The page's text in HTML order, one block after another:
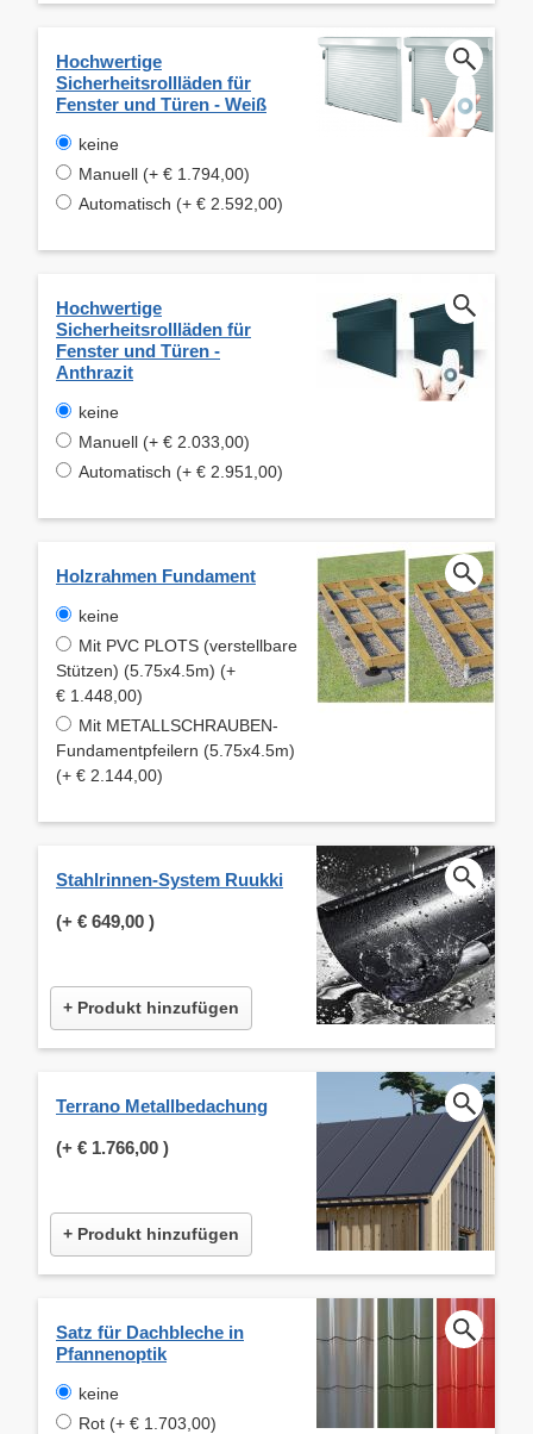
Hochwertige
Sicherheitsrollläden für
Fenster und Türen - Weiß
keine
Manuell (+ € 1.794,00)
Automatisch (+ € 2.592,00)
Hochwertige
Sicherheitsrollläden für
Fenster und Türen -
Anthrazit
keine
Manuell (+ € 2.033,00)
Automatisch (+ € 2.951,00)
Holzrahmen Fundament
keine
Mit PVC PLOTS (verstellbare
Stützen) (5.75x4.5m) (+
€ 1.448,00)
Mit METALLSCHRAUBEN-
Fundamentpfeilern (5.75x4.5m)
(+ € 2.144,00)
Stahlrinnen-System Ruukki
(+ € 649,00 )
+ Produkt hinzufügen
Terrano Metallbedachung
(+ € 1.766,00 )
+ Produkt hinzufügen
Satz für Dachbleche in
Pfannenoptik
keine
Rot (+ € 1.703,00)